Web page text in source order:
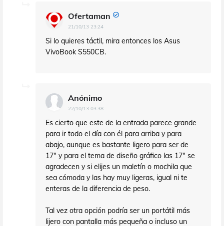
Ofertaman
21/10/13 23:24
Si lo quieres táctil, mira entonces los Asus
VivoBook S550CB.
Anónimo
22/10/13 03:38
Es cierto que este de la entrada parece grande
para ir todo el día con él para arriba y para
abajo, aunque es bastante ligero para ser de
17" y para el tema de diseño gráfico las 17" se
agradecen y si elijes un maletín o mochila que
sea cómoda y las hay muy ligeras, igual ni te
enteras de la diferencia de peso.
Tal vez otra opción podría ser un portátil más
lijero con pantalla más pequeña o incluso un